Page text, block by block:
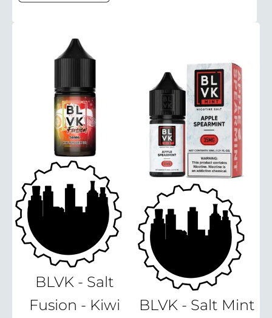
BLVK - Salt
Fusion - Kiwi
BLVK - Salt Mint